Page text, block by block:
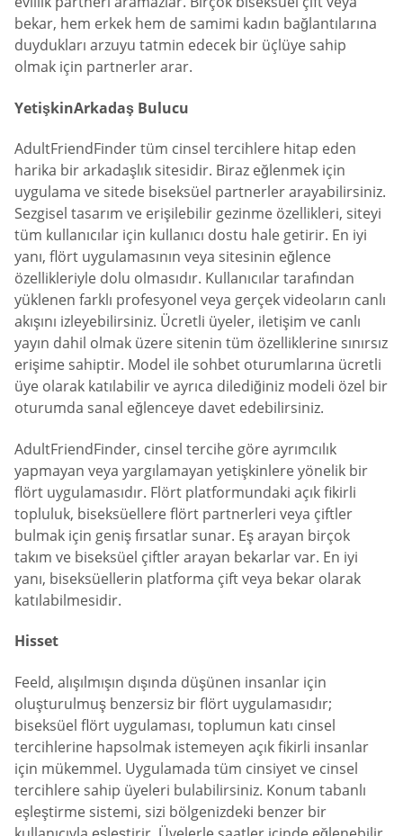
bekar, hem erkek hem de samimi kadın bağlantılarına
duydukları arzuyu tatmin edecek bir üçlüye sahip
olmak için partnerler arar.
YetişkinArkadaş Bulucu
AdultFriendFinder tüm cinsel tercihlere hitap eden
harika bir arkadaşlık sitesidir. Biraz eğlenmek için
uygulama ve sitede biseksüel partnerler arayabilirsiniz.
Sezgisel tasarım ve erişilebilir gezinme özellikleri, siteyi
tüm kullanıcılar için kullanıcı dostu hale getirir. En iyi
yanı, flört uygulamasının veya sitesinin eğlence
özellikleriyle dolu olmasıdır. Kullanıcılar tarafından
yüklenen farklı profesyonel veya gerçek videoların canlı
akışını izleyebilirsiniz. Ücretli üyeler, iletişim ve canlı
yayın dahil olmak üzere sitenin tüm özelliklerine sınırsız
erişime sahiptir. Model ile sohbet oturumlarına ücretli
üye olarak katılabilir ve ayrıca dilediğiniz modeli özel bir
oturumda sanal eğlenceye davet edebilirsiniz.
AdultFriendFinder, cinsel tercihe göre ayrımcılık
yapmayan veya yargılamayan yetişkinlere yönelik bir
flört uygulamasıdır. Flört platformundaki açık fikirli
topluluk, biseksüellere flört partnerleri veya çiftler
bulmak için geniş fırsatlar sunar. Eş arayan birçok
takım ve biseksüel çiftler arayan bekarlar var. En iyi
yanı, biseksüellerin platforma çift veya bekar olarak
katılabilmesidir.
Hisset
Feeld, alışılmışın dışında düşünen insanlar için
oluşturulmuş benzersiz bir flört uygulamasıdır;
biseksüel flört uygulaması, toplumun katı cinsel
tercihlerine hapsolmak istemeyen açık fikirli insanlar
için mükemmel. Uygulamada tüm cinsiyet ve cinsel
tercihlere sahip üyeleri bulabilirsiniz. Konum tabanlı
eşleştirme sistemi, sizi bölgenizdeki benzer bir